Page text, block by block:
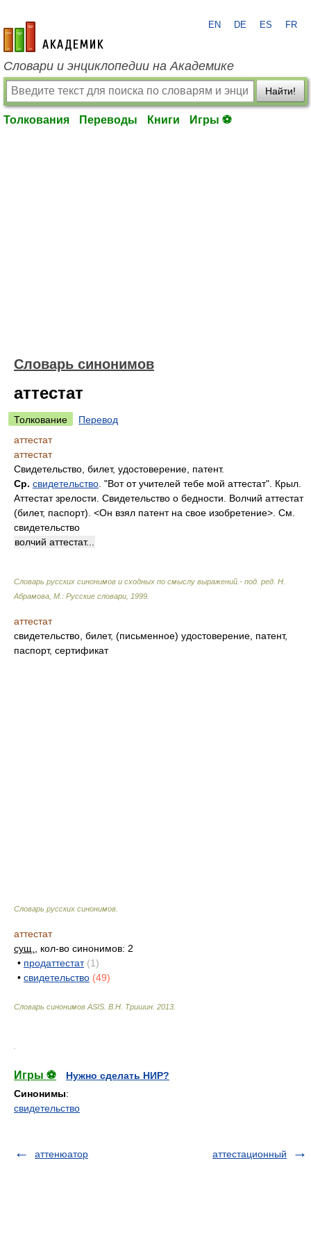
academic.ru
EN DE ES FR
Словари и энциклопедии на Академике
Найти!
Толкования Переводы Книги Игры ⚽
Словарь синонимов
аттестат
Толкование
Перевод
аттестат
аттестат
Свидетельство, билет, удостоверение, патент.
Ср. свидетельство . "Вот от учителей тебе мой аттестат". Крыл.
Аттестат зрелости. Свидетельство о бедности. Волчий аттестат
(билет, паспорт). <Он взял патент на свое изобретение>. См.
свидетельство
волчий аттестат...
Словарь русских синонимов и сходных по смыслу выражений.- под. ред. Н.
Абрамова, М.: Русские словари 1999
аттестат
свидетельство, билет, (письменное) удостоверение, патент,
паспорт, сертификат
Словарь русских синонимов
аттестат
сущ.
, кол-во синонимов: 2
• продаттестат (1)
• свидетельство (49)
Словарь синонимов ASIS. В.Н. Тришин 2013
Игры ⚽
Нужно сделать НИР?
Синонимы:
свидетельство
аттенюатор аттестационный